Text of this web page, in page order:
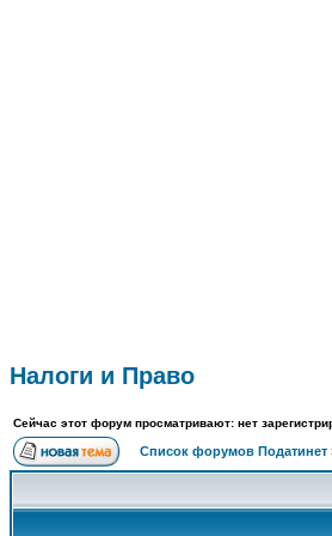
Налоги и Право
Сейчас этот форум просматривают: нет
Список форумов Податинет